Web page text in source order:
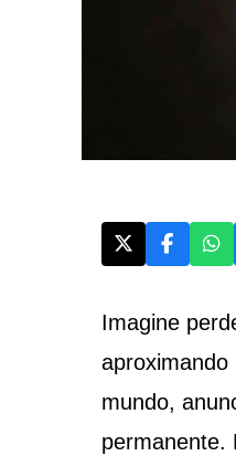
Imagine
mundo,
permanente.